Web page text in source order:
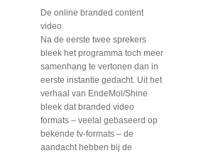
De online branded content
video
Na de eerste twee sprekers
bleek het programma toch meer
samenhang te vertonen dan in
eerste instantie gedacht. Uit het
verhaal van EndeMol/Shine
bleek dat branded video
formats – veelal gebaseerd op
bekende tv-formats – de
aandacht hebben bij de